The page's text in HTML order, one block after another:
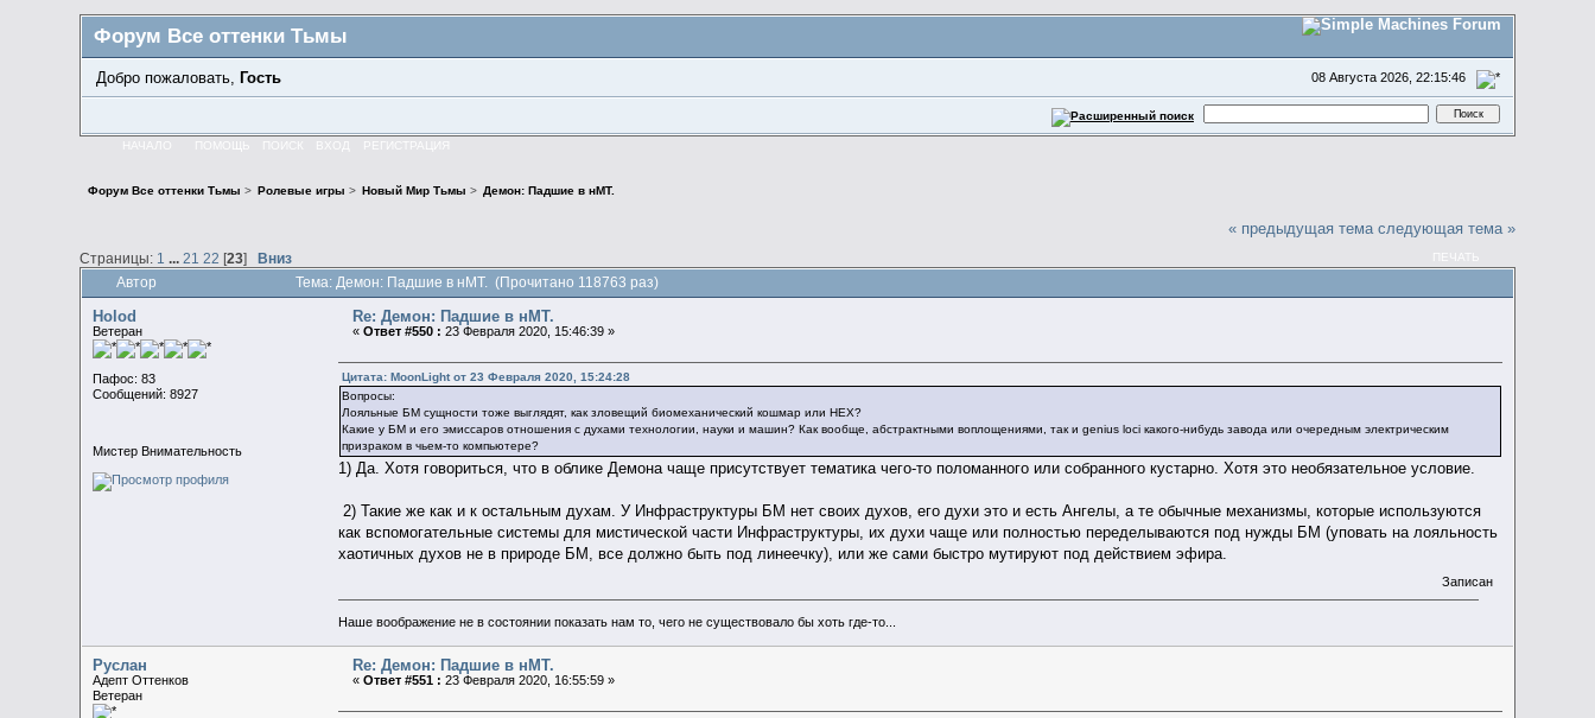
Форум Все оттенки Тьмы
08 Августа 2026, 22:15:46
Добро пожаловать, Гость
НАЧАЛО ПОМОЩЬ ПОИСК ВХОД РЕГИСТРАЦИЯ
Форум Все оттенки Тьмы > Ролевые игры > Новый Мир Тьмы > Демон: Падшие в нМТ.
« предыдущая тема следующая тема »
Страницы: 1 ... 21 22 [23]Вниз ПЕЧАТЬ
Автор Тема: Демон: Падшие в нМТ. (Прочитано 118763 раз)
Holod
Ветеран
Пафос: 83
Сообщений: 8927
Мистер Внимательность
Re: Демон: Падшие в нМТ.
«Ответ #550 : 23 Февраля 2020, 15:46:39 »
Цитата: MoonLight от 23 Февраля 2020, 15:24:28
Вопросы:
Лояльные БМ сущности тоже выглядят, как зловещий биомеханический кошмар или НЕХ?
Какие у БМ и его эмиссаров отношения с духами технологии, науки и машин? Как вообще, абстрактными воплощениями, так и genius loci какого-нибудь завода или очередным электрическим
призраком в чьем-то компьютере?
1) Да. Хотя говориться, что в облике Демона чаще присутствует тематика чего-то поломанного или собранного кустарно. Хотя это необязательное условие.
2) Такие же как и к остальным духам. У Инфраструктуры БМ нет своих духов, его духи это и есть Ангелы, а те обычные механизмы, которые используются
как вспомогательные системы для мистической части Инфраструктуры, их духи чаще или полностью переделываются под нужды БМ (уповать на лояльность
хаотичных духов не в природе БМ, все должно быть под линеечку), или же сами быстро мутируют под действием эфира.
Записан
Наше воображение не в состоянии показать нам то, чего не существовало бы хоть где-то...
Руслан
Адепт Оттенков
Ветеран
Re: Демон: Падшие в нМТ.
«Ответ #551 : 23 Февраля 2020, 16:55:59 »